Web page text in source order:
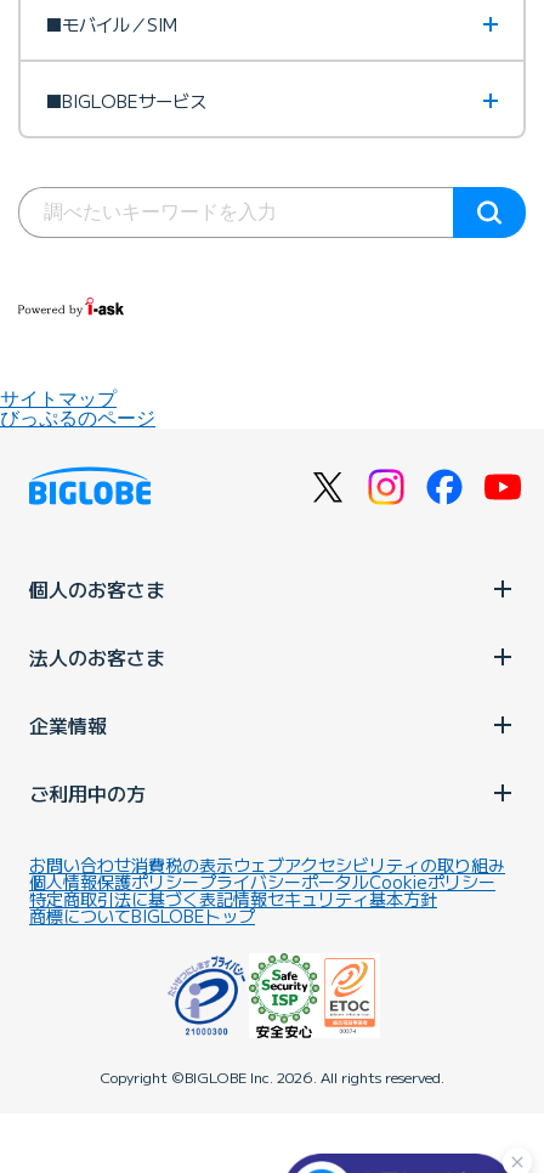
■モバイル／SIM
■BIGLOBEサービス
サイトマップ
びっぷるのページ
個人のお客さま
法人のお客さま
企業情報
ご利用中の方
お問い合わせ消費税の表示ウェブアクセシビリティの取り組み
個人情報保護ポリシープライバシーポータルCookieポリシー
特定商取引法に基づく表記情報セキュリティ基本方針
商標についてBIGLOBEトップ
Copyright ©BIGLOBE Inc. 2026. All rights reserved.